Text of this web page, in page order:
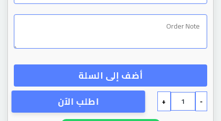
أضف إلى السلة
-
+ اطلب الآن